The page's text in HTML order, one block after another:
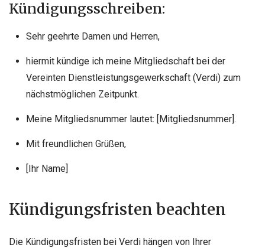
Kündigungsschreiben:
Sehr geehrte Damen und Herren,
hiermit kündige ich meine Mitgliedschaft bei der
Vereinten Dienstleistungsgewerkschaft (Verdi) zum
nächstmöglichen Zeitpunkt.
Meine Mitgliedsnummer lautet: [Mitgliedsnummer].
Mit freundlichen Grüßen,
[Ihr Name]
Kündigungsfristen beachten
Die Kündigungsfristen bei Verdi hängen von Ihrer